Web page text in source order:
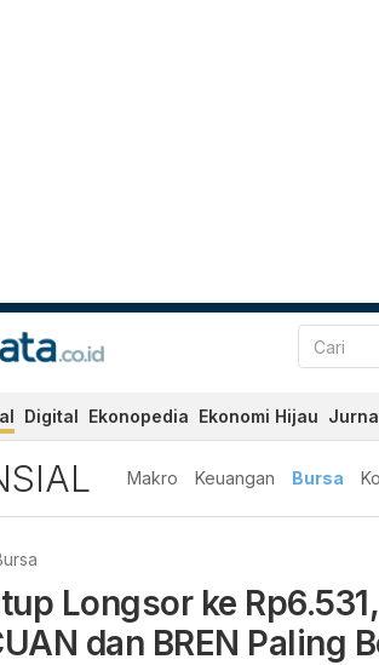
Digital Ekonopedia Ekonomi Hijau
Makro Keuangan Bursa
Longsor ke
dan BREN Paling